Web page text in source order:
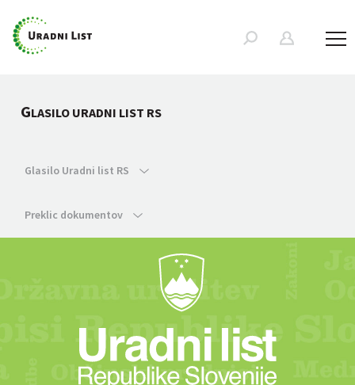
GLASILO URADNI LIST RS
Glasilo Uradni list RS
Preklic dokumentov